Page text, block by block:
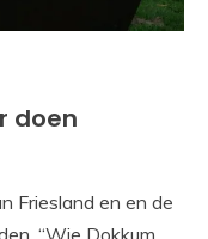
doen
Friesland en en de